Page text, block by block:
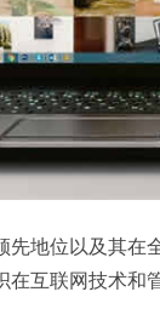
先地位以及其在
在互联网技术和